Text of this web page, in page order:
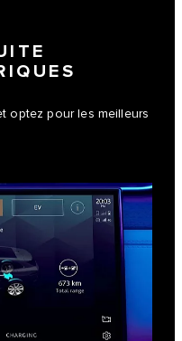
optez pour les meilleurs